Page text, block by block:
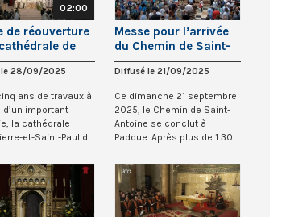
02:00
de réouverture
de
le 28/09/2025
ans de travaux à
d’un important
la cathédrale
et-Saint-Paul de
Messe pour l’arrivée
du Chemin de Saint-
Antoine à Padoue - 21
septembre 2025
Diffusé le 21/09/2025
Ce dimanche 21 septembre
2025, le Chemin de Saint-
Antoine se conclut à
Padoue. Après plus de 1 300